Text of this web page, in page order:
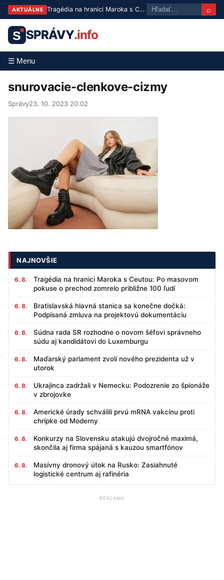
AKTUÁLNE Tragédia na hranici Maroka s Ceutou: Po masovom pokuse o prechod zomrelo približne 100 ľudí ⌕
S SPRÁVY.info
☰ Menu
snurovacie-clenkove-cizmy
Správy23. 10. 2023 20:02
NAJNOVŠIE
6. 8.
Tragédia na hranici Maroka s Ceutou: Po masovom
pokuse o prechod zomrelo približne 100 ľudí
6. 8.
Bratislavská hlavná stanica sa konečne dočká:
Podpísaná zmluva na projektovú dokumentáciu
6. 8.
Súdna rada SR rozhodne o novom šéfovi správneho
súdu aj kandidátovi do Luxemburgu
6. 8.
Maďarský parlament zvolí nového prezidenta už v
utorok
6. 8.
Ukrajinca zadržali v Nemecku: Podozrenie zo špionáže
v zbrojovke
6. 8.
Americké úrady schválili prvú mRNA vakcínu proti
chrípke od Moderny
6. 8.
Konkurzy na Slovensku atakujú dvojročné maximá,
skončila aj firma spájaná s kauzou smartfónov
6. 8.
Masívny dronový útok na Rusko: Zasiahnuté
logistické centrum aj rafinéria
REKLAMA